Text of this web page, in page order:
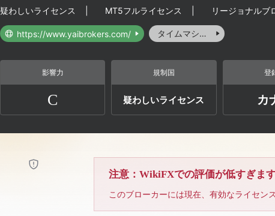
疑わしいライセンス
MT5フルライセンス リージョナルブ
https://www.yaibrokers.com/ タイムマシーン
影響力
C
規制国
疑わしいライセンス
登
カ
注意：WikiFXでの評価が低すぎま
このブローカーには現在、有効なライセン